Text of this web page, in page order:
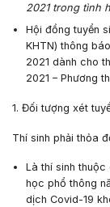
2021 trong tình
Hội đồng tuyển
KHTN) thông
2021 dành cho
2021 – Phương
1. Đối tượng xét
Thí sinh phải thỏa
Là thí sinh
học phổ thông
dịch Covid-19